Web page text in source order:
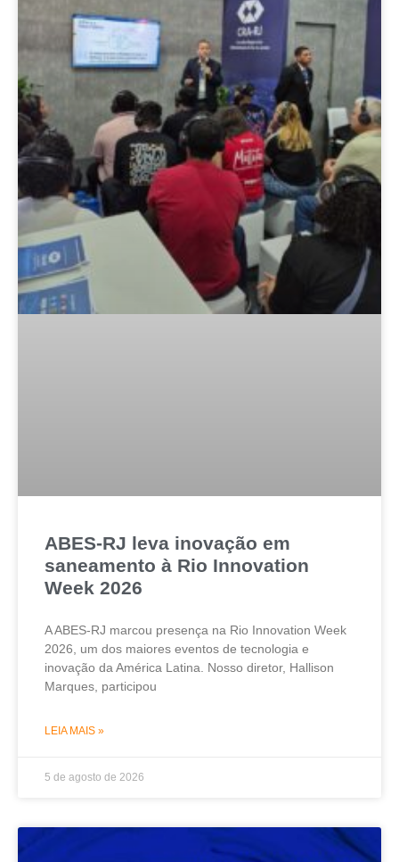
ABES-RJ leva inovação em
saneamento à Rio Innovation
Week 2026
A ABES-RJ marcou presença na Rio Innovation Week
2026, um dos maiores eventos de tecnologia e
inovação da América Latina. Nosso diretor, Hallison
Marques, participou
LEIA MAIS »
5 de agosto de 2026